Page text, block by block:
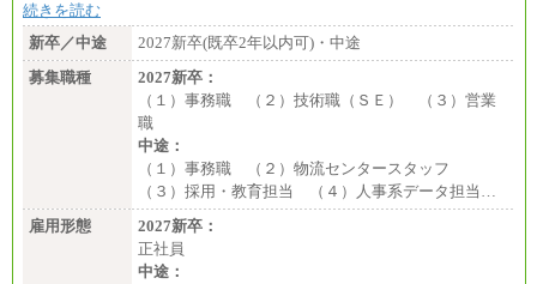
続きを読む
新卒／中途
2027新卒(既卒2年以内可)・中途
募集職種
2027新卒：
（１）事務職 （２）技術職（ＳＥ） （３）営業
職
中途：
（１）事務職 （２）物流センタースタッフ
（３）採用・教育担当 （４）人事系データ担当…
雇用形態
2027新卒：
正社員
中途：